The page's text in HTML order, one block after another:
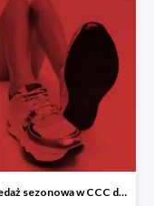
Wyprzedaż sezonowa w CCC do -40%